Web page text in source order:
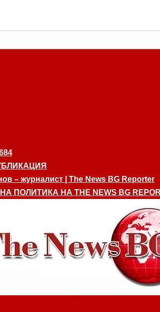
– журналист | The News BG Reporter
ПОЛИТИКА НА THE NEWS BG